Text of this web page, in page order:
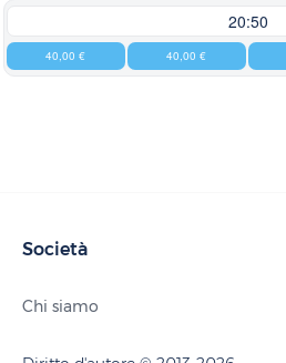
20:50
40,00 € 40,00 €
Società
Chi siamo